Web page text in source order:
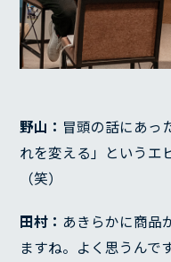
野山： 冒頭の話にあっ
れを変える」というエ
（笑）
田村： あきらかに商品
ますね。よく思うんで